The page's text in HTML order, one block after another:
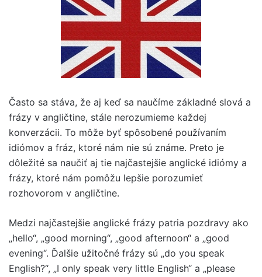
Často sa stáva, že aj keď sa naučíme základné slová a
frázy v angličtine, stále nerozumieme každej
konverzácii. To môže byť spôsobené používaním
idiómov a fráz, ktoré nám nie sú známe. Preto je
dôležité sa naučiť aj tie najčastejšie anglické idiómy a
frázy, ktoré nám pomôžu lepšie porozumieť
rozhovorom v angličtine.
Medzi najčastejšie anglické frázy patria pozdravy ako
„hello“, „good morning“, „good afternoon“ a „good
evening“. Ďalšie užitočné frázy sú „do you speak
English?“, „I only speak very little English“ a „please